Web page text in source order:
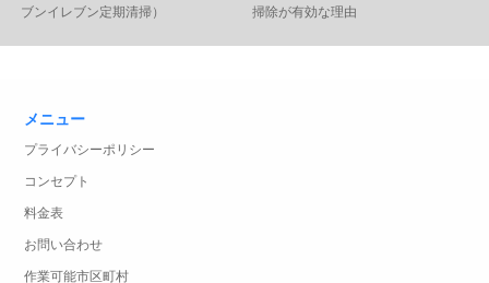
ブンイレブン定期清掃）
掃除が有効な理由
メニュー
プライバシーポリシー
コンセプト
料金表
お問い合わせ
作業可能市区町村